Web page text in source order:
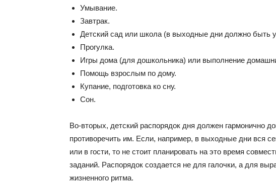
Умывание.
Завтрак.
Детский сад или школа (в выходные дни должно быть
Прогулка.
Игры дома (для дошкольника) или выполнение
Помощь взрослым по дому.
Купание, подготовка ко сну.
Сон.
Во-вторых, детский распорядок дня должен гармонично
противоречить им. Если, например, в выходные дни вся
или в гости, то не стоит планировать на это время
заданий. Распорядок создается не для галочки, а для
жизненного ритма.